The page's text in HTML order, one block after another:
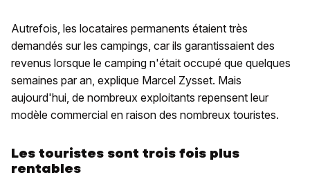
Autrefois, les locataires permanents étaient très
demandés sur les campings, car ils garantissaient des
revenus lorsque le camping n'était occupé que quelques
semaines par an, explique Marcel Zysset. Mais
aujourd'hui, de nombreux exploitants repensent leur
modèle commercial en raison des nombreux touristes.
Les touristes sont trois fois plus
rentables